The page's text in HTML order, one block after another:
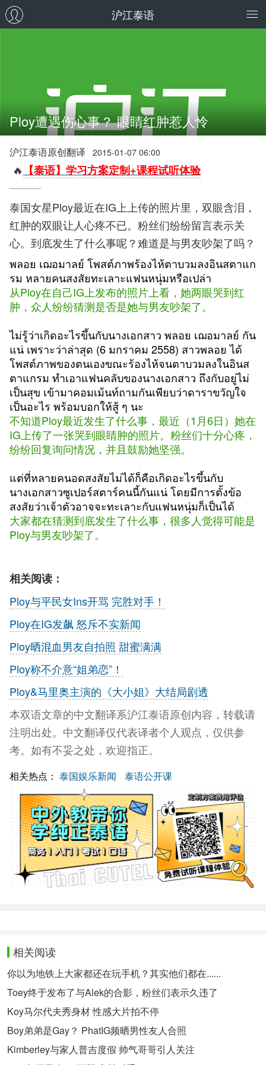
沪江泰语
Ploy遭遇伤心事？ 眼睛红肿惹人怜
沪江泰语原创翻译 2015-01-07 06:00
🔥 【泰语】学习方案定制+课程试听体验
泰国女星Ploy最近在IG上上传的照片里，双眼含泪，
红肿的双眼让人心疼不已。粉丝们纷纷留言表示关
心。到底发生了什么事呢？难道是与男友吵架了吗？
พลอย เฌอมาลย์ โพสต์ภาพร้องไห้ตาบวมลงอินสตาแก
รม หลายคนสงสัยทะเลาะแฟนหนุ่มหรือเปล่า
从Ploy在自己IG上发布的照片上看，她两眼哭到红
肿，众人纷纷猜测是否是她与男友吵架了。
ไม่รู้ว่าเกิดอะไรขึ้นกับนางเอกสาว พลอย เฌอมาลย์ กัน
แน่ เพราะว่าล่าสุด (6 มกราคม 2558) สาวพลอย ได้
โพสต์ภาพของตนเองขณะร้องไห้จนตาบวมลงในอินส
ตาแกรม ทำเอาแฟนคลับของนางเอกสาว ถึงกับอยู่ไม่
เป็นสุข เข้ามาคอมเม้นท์ถามกันเพียบว่าดาราขวัญใจ
เป็นอะไร พร้อมบอกให้สู้ ๆ นะ
不知道Ploy最近发生了什么事，最近（1月6日）她在
IG上传了一张哭到眼睛肿的照片。粉丝们十分心疼，
纷纷回复询问情况，并且鼓励她坚强。
แต่ที่หลายคนอดสงสัยไม่ได้ก็คือเกิดอะไรขึ้นกับ
นางเอกสาวซูเปอร์สตาร์คนนี้กันแน่ โดยมีการตั้งข้อ
สงสัยว่าเจ้าตัวอาจจะทะเลาะกับแฟนหนุ่มก็เป็นได้
大家都在猜测到底发生了什么事，很多人觉得可能是
Ploy与男友吵架了。
相关阅读：
Ploy与平民女Ins开骂 完胜对手！
Ploy在IG发飙 怒斥不实新闻
Ploy晒混血男友自拍照 甜蜜满满
Ploy称不介意“姐弟恋”！
Ploy&马里奥主演的《大小姐》大结局剧透
本双语文章的中文翻译系沪江泰语原创内容，转载请
注明出处。中文翻译仅代表译者个人观点，仅供参
考。如有不妥之处，欢迎指正。
相关热点： 泰国娱乐新闻 泰语公开课
相关阅读
你以为地铁上大家都还在玩手机？其实他们都在......
Toey终于发布了与Alek的合影，粉丝们表示久违了
Koy马尔代夫秀身材 性感大片拍不停
Boy弟弟是Gay？ PhatIG频晒男性友人合照
Kimberley与家人普吉度假 帅气哥哥引人关注